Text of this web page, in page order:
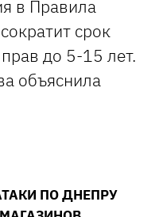
в Правила
срок
до 5-15 лет.
объяснила
ПО ДНЕПРУ